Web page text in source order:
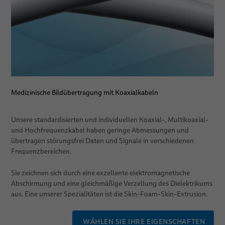
PULSAR® - modulare Plattform für medizinische Robotik
Beratung, Engineering & Design
Build-to-Print
Systemtechnik / Baugruppenmontage
Individuelle Logistikkonzepte
Rapid Prototyping von Spritzgussteilen
System verification
Medizinische Bildübertragung mit Koaxialkabeln
Unsere standardisierten und individuellen Koaxial-, Multikoaxial-
und Hochfrequenzkabel haben geringe Abmessungen und
übertragen störungsfrei Daten und Signale in verschiedenen
Frequenzbereichen.
Sie zeichnen sich durch eine exzellente elektromagnetische
Abschirmung und eine gleichmäßige Verzellung des Dielektrikums
aus. Eine unserer Spezialitäten ist die Skin-Foam-Skin-Extrusion.
WÄHLEN SIE IHRE EIGENSCHAFTEN